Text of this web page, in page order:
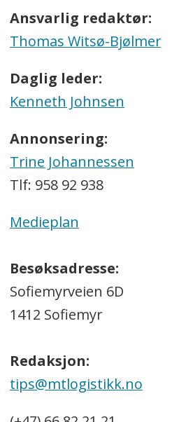
Ansvarlig redaktør:
Thomas Witsø-Bjølmer
Daglig leder:
Kenneth Johnsen
Annonsering:
Trine Johannessen
Tlf: 958 92 938
Medieplan
Besøksadresse:
Sofiemyrveien 6D
1412 Sofiemyr
Redaksjon:
tips@mtlogistikk.no